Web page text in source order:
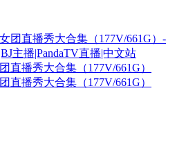
直播秀大合集（177V/661G）
直播秀大合集（177V/661G）